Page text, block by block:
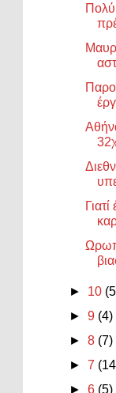
► 10
►9 (4)
►8 (7)
►7
►6 (5)